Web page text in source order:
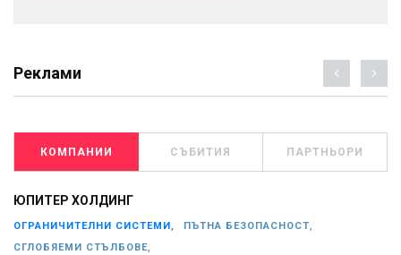
Реклами
КОМПАНИИ СЪБИТИЯ ПАРТНЬОРИ
ЮПИТЕР ХОЛДИНГ
ОГРАНИЧИТЕЛНИ СИСТЕМИ,
ПЪТНА БЕЗОПАСНОСТ,
СГЛОБЯЕМИ СТЪЛБОВЕ,